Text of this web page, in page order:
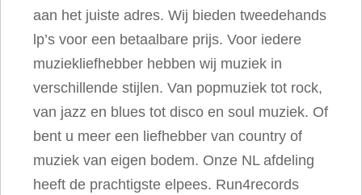
aan het juiste adres. Wij bieden tweedehands
lp’s voor een betaalbare prijs. Voor iedere
muziekliefhebber hebben wij muziek in
verschillende stijlen. Van popmuziek tot rock,
van jazz en blues tot disco en soul muziek. Of
bent u meer een liefhebber van country of
muziek van eigen bodem. Onze NL afdeling
heeft de prachtigste elpees. Run4records